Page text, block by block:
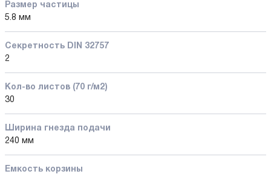
Размер частицы
5.8 мм
Секретность DIN 32757
2
Кол-во листов (70 г/м2)
30
Ширина гнезда подачи
240 мм
Емкость корзины